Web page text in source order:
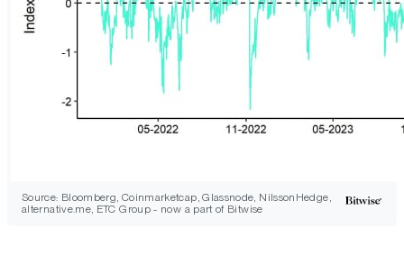
Source: Bloomberg, Coinmarketcap, Glassnode, NilssonHedge,
alternative.me, ETC Group - now a part of Bitwise